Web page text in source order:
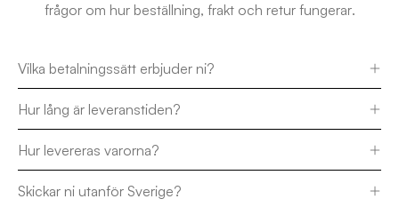
frågor om hur beställning, frakt och retur fungerar.
Vilka betalningssätt erbjuder ni?
Hur lång är leveranstiden?
Hur levereras varorna?
Skickar ni utanför Sverige?